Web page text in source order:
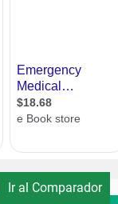
Ir al Comparador